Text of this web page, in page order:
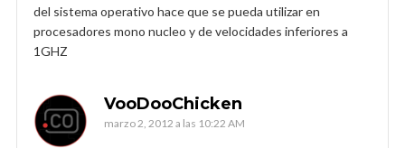
del sistema operativo hace que se pueda utilizar en
procesadores mono nucleo y de velocidades inferiores a
1GHZ
VooDooChicken
marzo 2, 2012 a las 10:22 AM